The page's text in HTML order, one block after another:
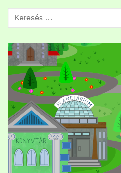
Search
for: